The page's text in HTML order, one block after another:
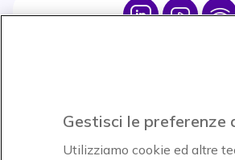
Icon Icon
Accettiamo
Gestisci le preferenze
Utilizziamo cookie ed altre